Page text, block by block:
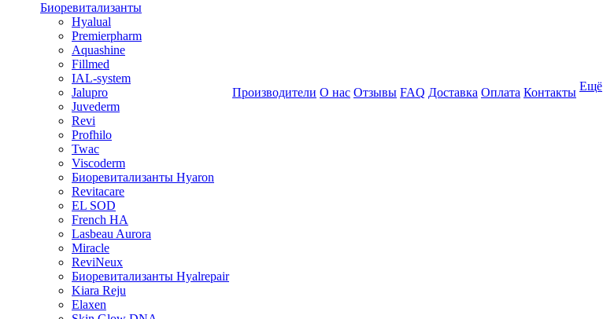
Биоревитализанты
Hyalual
Premierpharm
Aquashine
Fillmed
IAL-system
Jalupro
Juvederm
Revi
Profhilo
Twac
Viscoderm
Биоревитализанты Hyaron
Revitacare
EL SOD
French HA
Lasbeau Aurora
Miracle
ReviNeux
Биоревитализанты Hyalrepair
Kiara Reju
Elaxen
Производители О нас Отзывы FAQ Доставка Оплата Контакты Ещё